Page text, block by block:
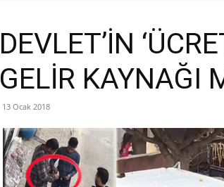
DEVLET’İN
GELİR KAYNAĞI
13 Ocak 2018